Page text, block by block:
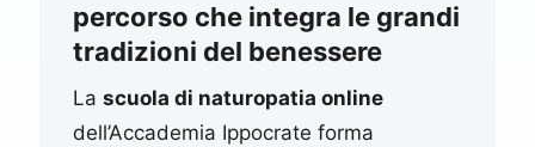
percorso che integra le grandi
tradizioni del benessere
La scuola di naturopatia online
dell’Accademia Ippocrate forma